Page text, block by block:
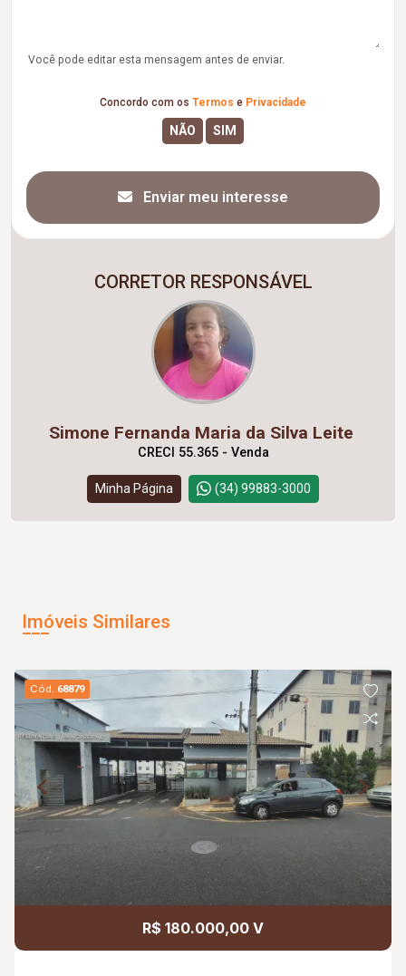
Você pode editar esta mensagem antes de enviar.
Concordo com os Termos e Privacidade
Enviar meu interesse
CORRETOR RESPONSÁVEL
Simone Fernanda Maria da Silva Leite
CRECI 55.365 - Venda
Minha Página (34) 99883-3000
Imóveis Similares
Cód. 68879
R$ 180.000,00 V